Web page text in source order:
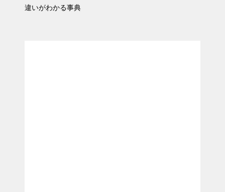
違いがわかる事典